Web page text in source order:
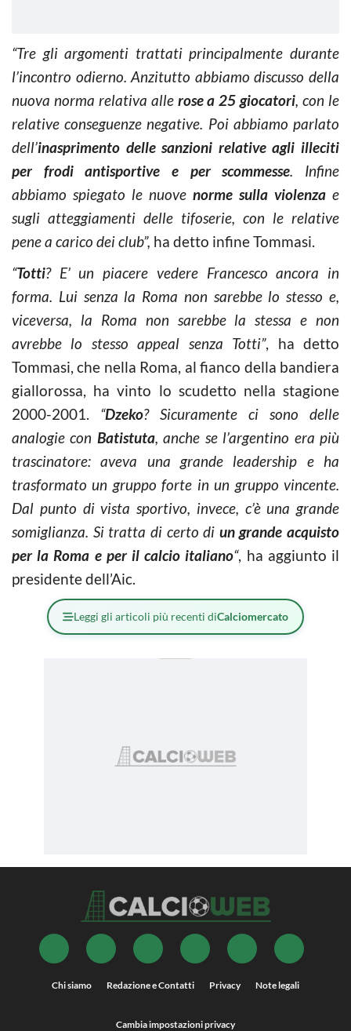
“Tre gli argomenti trattati principalmente durante
l’incontro odierno. Anzitutto abbiamo discusso della
nuova norma relativa alle rose a 25 giocatori, con le
relative conseguenze negative. Poi abbiamo parlato
dell’inasprimento delle sanzioni relative agli illeciti
per frodi antisportive e per scommesse. Infine
abbiamo spiegato le nuove norme sulla violenza e
sugli atteggiamenti delle tifoserie, con le relative
pene a carico dei club”, ha detto infine Tommasi.
“Totti? E’ un piacere vedere Francesco ancora in
forma. Lui senza la Roma non sarebbe lo stesso e,
viceversa, la Roma non sarebbe la stessa e non
avrebbe lo stesso appeal senza Totti”, ha detto
Tommasi, che nella Roma, al fianco della bandiera
giallorossa, ha vinto lo scudetto nella stagione
2000-2001. “Dzeko? Sicuramente ci sono delle
analogie con Batistuta, anche se l’argentino era più
trascinatore: aveva una grande leadership e ha
trasformato un gruppo forte in un gruppo vincente.
Dal punto di vista sportivo, invece, c’è una grande
somiglianza. Si tratta di certo di un grande acquisto
per la Roma e per il calcio italiano“, ha aggiunto il
presidente dell’Aic.
Leggi gli articoli più recenti diCalciomercato
Chi siamo Redazione e Contatti Privacy Note legali
Cambia impostazioni privacy